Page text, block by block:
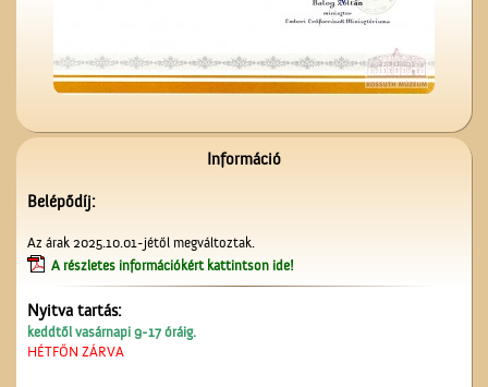
Kereszt a Seregélyesben
Információ
Belépődíj:
Az árak 2025.10.01-jétől megváltoztak.
A részletes információkért kattintson ide!
Nyitva tartás:
keddtől vasárnapi 9-17 óráig.
HÉTFŐN ZÁRVA